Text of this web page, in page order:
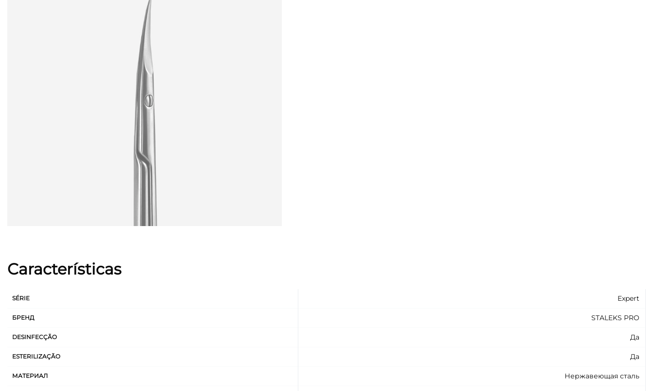
Características
SÉRIE Expert
БРЕНД STALEKS PRO
DESINFECÇÃO Да
ESTERILIZAÇÃO Да
МАТЕРИАЛ Нержавеющая сталь